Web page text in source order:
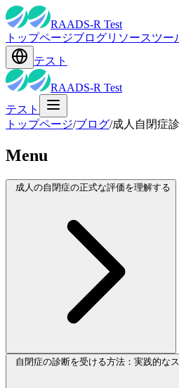
RAADS-R Test
トップページブログリソースツー
テスト
RAADS-R Test
テスト
トップページ/ブログ/成人自閉症
Menu
成人の自閉症の正式な評価を理解する
自閉症の診断を受ける方法：実践的な